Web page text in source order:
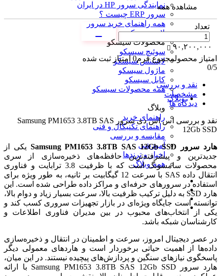
نمایندگی سرور HP در ایران
سرور ERP چیست ؟
همه راهنمای خرید سرور
محصولات سیسکو
محصولات سیسکو
سوئیچ سیسکو
لایسنس سیسکو
ماژول سیسکو
کابل سیسکو
همه محصولات سیسکو
وبلاگ
وبلاگ
راهنمای خرید
راهنمای تکنیکال و فنی
مقایسه و بررسی
آموزشی
اخبار و ترندها
همه وبلاگ
مشاهده همه
تعداد
۹۰,۲۰۰,۰۰۰
امتیاز محصولمجموع فرم0 امتیاز ثبت شده
0/5
نقد و بررسی
مشخصات
دیدگاه ها
نقد و بررسی
اس اس دی سرور Samsung PM1653 3.8TB SAS
12Gb SSD
هارد سرور Samsung PM1653 3.8TB SAS 12Gb SSD
یکی از
جدیدترین و پیشرفته‌ترین حافظه‌های ذخیره‌سازی از سری
محصولات سامسونگ است که با ظرفیت 3.8 ترابایت و فناوری
انتقال داده SAS با سرعت 12 گیگابیت بر ثانیه، به طور ویژه برای
استفاده در سرورهای حرفه‌ای و مراکز داده طراحی شده است. این
هارد SSD به دلیل ترکیب ظرفیت بالا، سرعت بسیار زیاد و دوام بالا،
توانسته است جایگاه ویژه‌ای در بازار تجهیزات سروری کسب کند و
یکی از انتخاب‌های محبوب در بین مدیران فناوری اطلاعات و
کارشناسان شبکه باشد.
در عصر دیجیتال امروز، سرعت و اطمینان در انتقال و ذخیره‌سازی
داده‌ها از اهمیت حیاتی برخوردار است و هاردهای معمولی دیگر
پاسخگوی نیازهای سنگین و پردازش‌های پیچیده نیستند. در این میان،
هارد سرور Samsung PM1653 3.8TB SAS 12Gb SSD با ارائه